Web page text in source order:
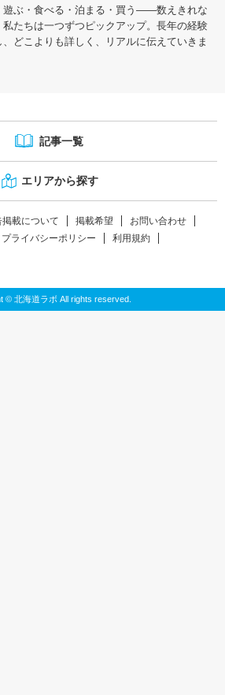
遊ぶ・食べる・泊まる・買う――数えきれな
たちは一つずつピックアップ。長年の経験
どこよりも詳しく、リアルに伝えていきま
記事一覧
エリアから探す
掲載について 掲載希望
お問い合わせ
プライバシーポリシー 利用規約
© 北海道ラボ All rights reserved.